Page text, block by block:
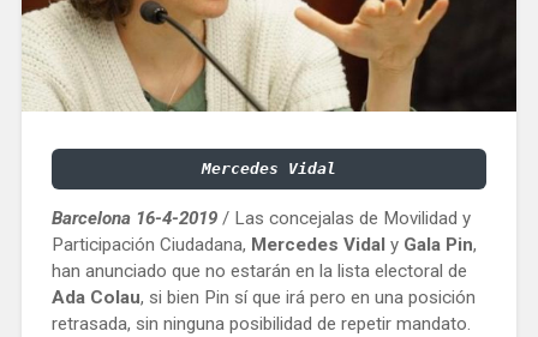
Mercedes Vidal
Barcelona 16-4-2019/ Las concejalas de Movilidad y
Participación Ciudadana, Mercedes Vidal y Gala Pin,
han anunciado que no estarán en la lista electoral de
Ada Colau, si bien Pin sí que irá pero en una posición
retrasada, sin ninguna posibilidad de repetir mandato.